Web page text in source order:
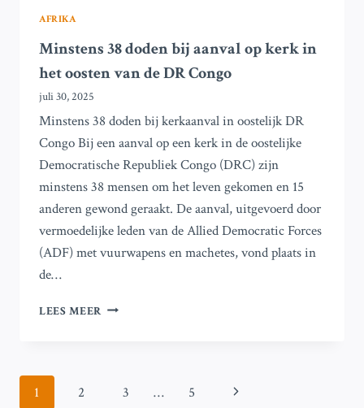
AFRIKA
Minstens 38 doden bij aanval op kerk in
het oosten van de DR Congo
juli 30, 2025
Minstens 38 doden bij kerkaanval in oostelijk DR
Congo Bij een aanval op een kerk in de oostelijke
Democratische Republiek Congo (DRC) zijn
minstens 38 mensen om het leven gekomen en 15
anderen gewond geraakt. De aanval, uitgevoerd door
vermoedelijke leden van de Allied Democratic Forces
(ADF) met vuurwapens en machetes, vond plaats in
de…
LEES MEER MINSTENS
Paginanavigatie
1 2 3 … 5
Volgende